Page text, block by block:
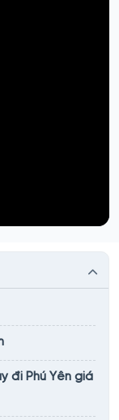
đi Phú Yên giá